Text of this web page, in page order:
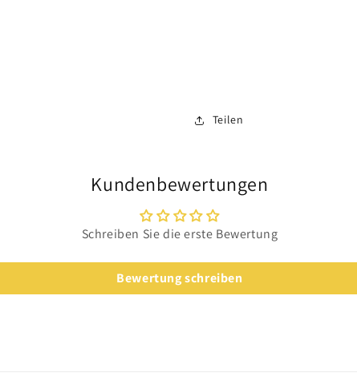
Teilen
Kundenbewertungen
Schreiben Sie die erste Bewertung
Bewertung schreiben